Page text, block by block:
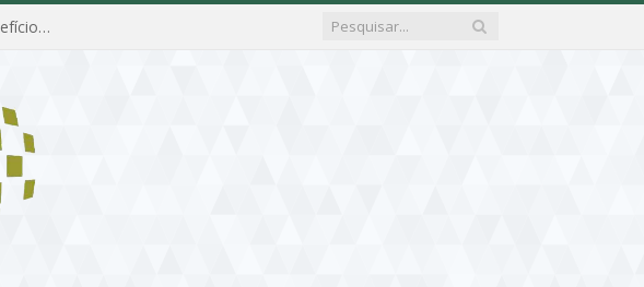
PORTARIA Nº 025/2026-GP/IPREVSSBV – CONCEDIDO, o benefício de PENSÃO a MARIA ESTELA DOS SANTOS SOUZA